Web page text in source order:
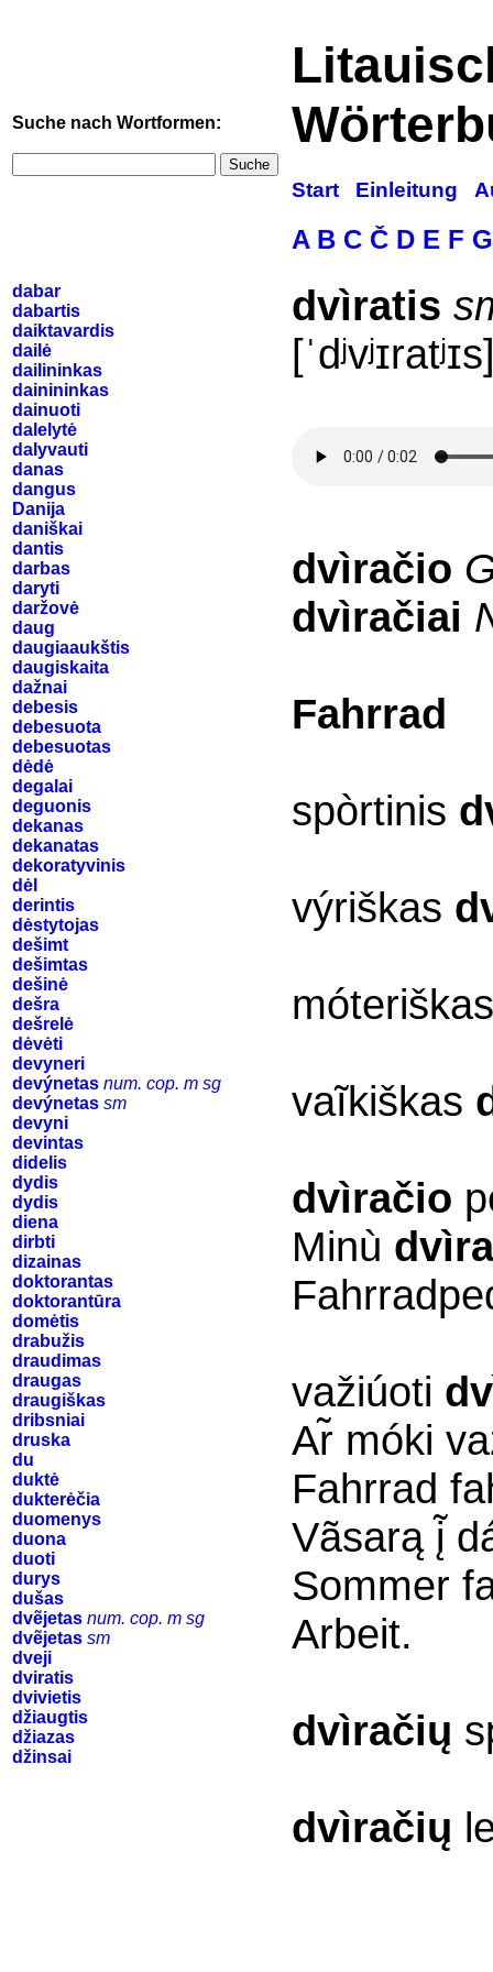
Suche nach Wortformen:
Suche
Start Einleitung
A B C Č D E F G
dabar
dabartis
daiktavardis
dailė
dailininkas
dainininkas
dainuoti
dalelytė
dalyvauti
danas
dangus
Danija
daniškai
dantis
darbas
daryti
daržovė
daug
daugiaaukštis
daugiskaita
dažnai
debesis
debesuota
debesuotas
dėdė
degalai
deguonis
dekanas
dekanatas
dekoratyvinis
dėl
derintis
dėstytojas
dešimt
dešimtas
dešinė
dešra
dešrelė
dėvėti
devyneri
devýnetas num. cop. m sg
devýnetas sm
devyni
devintas
didelis
dydis
dydis
diena
dirbti
dizainas
doktorantas
doktorantūra
domėtis
drabužis
draudimas
draugas
draugiškas
dribsniai
druska
du
duktė
dukterėčia
duomenys
duona
duoti
durys
dušas
dvẽjetas num. cop. m sg
dvẽjetas sm
dveji
dviratis
dvivietis
džiaugtis
džiazas
džinsai
dvìratis
dvìračio
dvìračiai
Fahrrad
spòrtinis
výriškas
vaĩkiškas
dvìračio
Minù
važiúoti
Ar̃ móki
Fahrrad
Vãsarą į̃
Sommer
Arbeit.
dvìračių
dvìračių